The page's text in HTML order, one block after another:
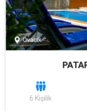
Ovacık
6 Kişilik